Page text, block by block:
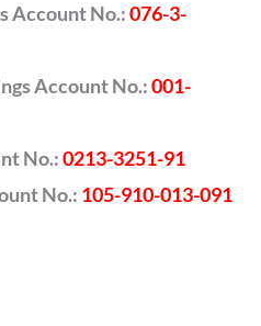
Account No.:076-3-
Account No.:001-
No.:0213-3251-91
No.: 105-910-013-091